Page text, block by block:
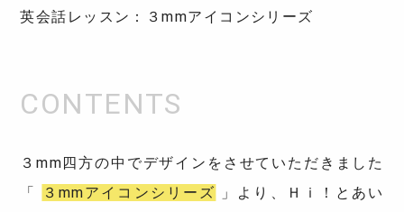
英会話レッスン：３mmアイコンシリーズ
３mm四方の中でデザインをさせていただきました
「
３mmアイコンシリーズ
」より、Ｈｉ！とあい